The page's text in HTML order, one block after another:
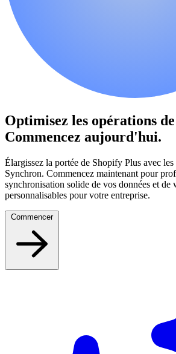
Optimisez les opérations
Commencez aujourd'hui.
Élargissez la portée de Shopify Plus avec
Synchron. Commencez maintenant pour
synchronisation solide de vos données et
personnalisables pour votre entreprise.
Commencer